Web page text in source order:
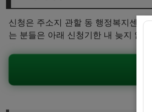
신청은 주소지 관할 동 행정복지센터
는 분들은 아래 신청기한 내 늦지 않